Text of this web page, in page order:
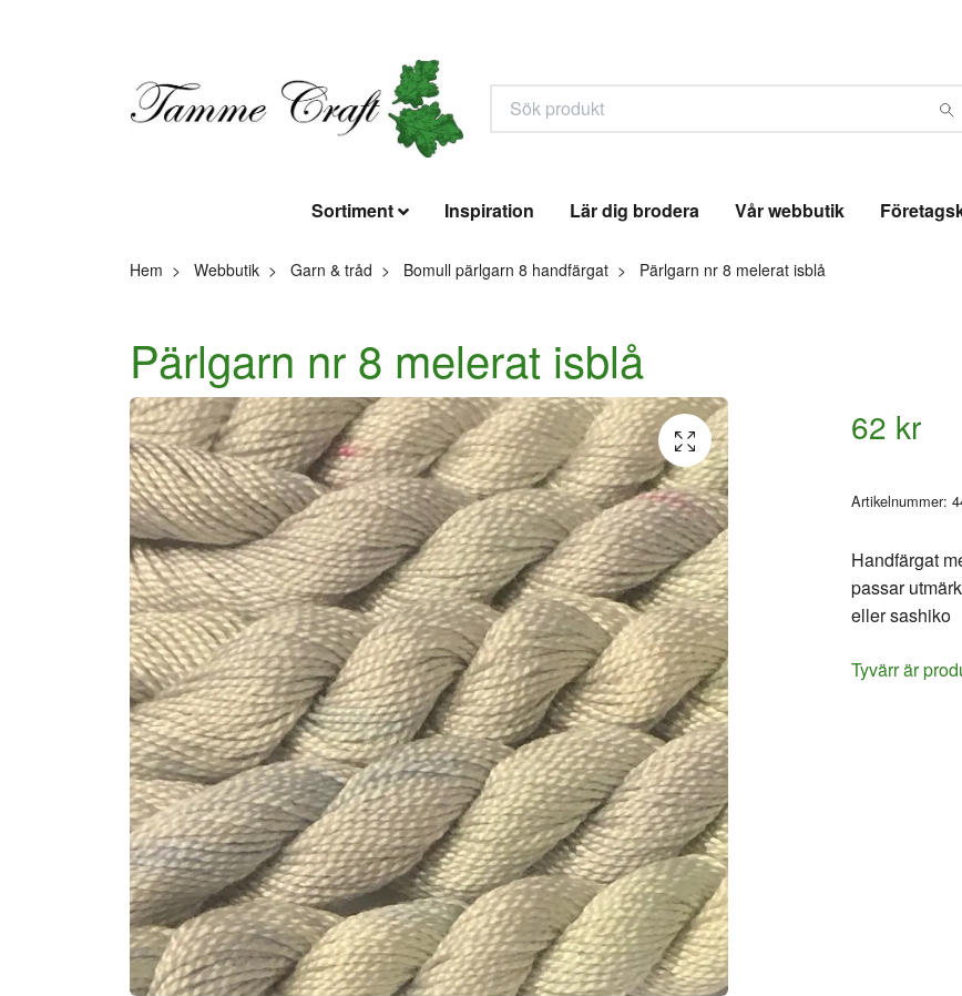
Sortiment Inspiration Lär dig brodera Vår webbutik
Hem Webbutik Garn & tråd Bomull pärlgarn 8 handfärgat Pärlgarn nr 8 melerat isblå
Pärlgarn nr 8 melerat isblå
62 kr
Artikelnummer:
Handfärgat
passar
eller sashiko
Tyvärr är